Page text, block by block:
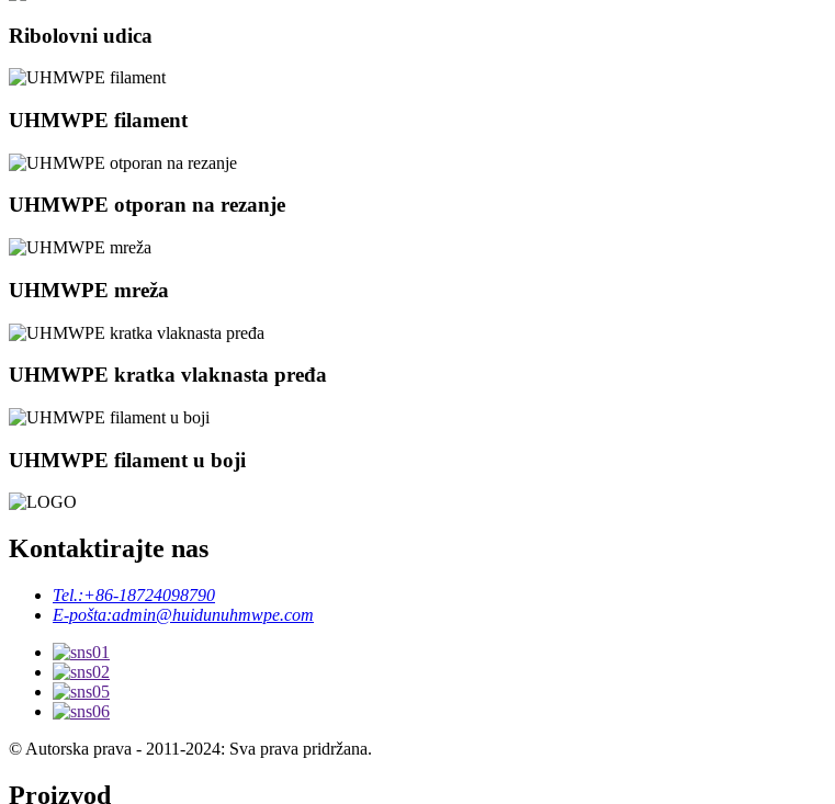
Ribolovni udica
UHMWPE filament
UHMWPE otporan na rezanje
UHMWPE mreža
UHMWPE kratka vlaknasta pređa
UHMWPE filament u boji
Kontaktirajte nas
Tel.:+86-18724098790
E-pošta:admin@huidunuhmwpe.com
© Autorska prava - 2011-2024: Sva prava pridržana.
Proizvod